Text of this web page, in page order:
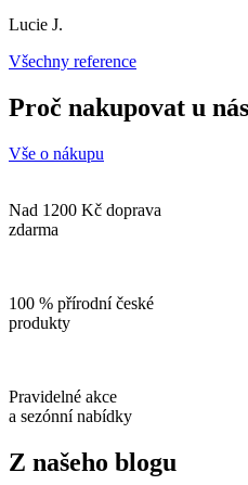
Lucie J.
Všechny reference
Proč nakupovat u
Vše o nákupu
Nad 1200 Kč doprava
zdarma
100 % přírodní české
produkty
Pravidelné akce
a sezónní nabídky
Z našeho blogu